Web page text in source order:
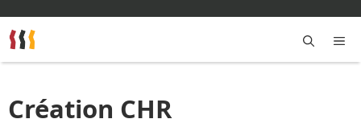
au
contenu
Création CHR